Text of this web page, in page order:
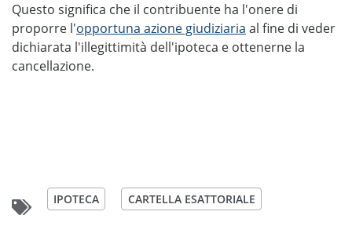
Questo significa che il contribuente ha l'onere di
proporre l'opportuna azione giudiziaria al fine di veder
dichiarata l'illegittimità dell'ipoteca e ottenerne la
cancellazione.
IPOTECA CARTELLA ESATTORIALE